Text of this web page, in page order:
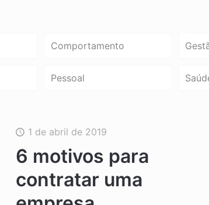
Comportamento
Pessoal
1 de abril de 2019
6 motivos para
contratar uma